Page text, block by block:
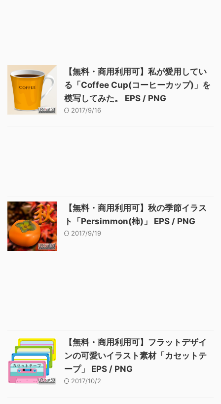
【無料・商用利用可】私が愛用してい
る「Coffee Cup(コーヒーカップ)」を
模写してみた。 EPS / PNG
2017/9/16
【無料・商用利用可】秋の季節イラス
ト「Persimmon(柿)」 EPS / PNG
2017/9/19
【無料・商用利用可】フラットデザイ
ンの可愛いイラスト素材「カセットテ
ープ」 EPS / PNG
2017/10/2